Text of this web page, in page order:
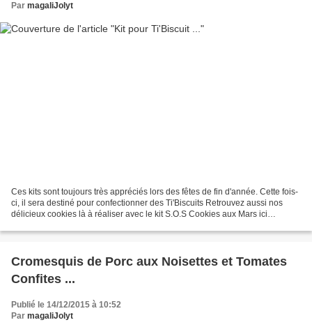
Par magaliJolyt
Ces kits sont toujours très appréciés lors des fêtes de fin d'année. Cette fois-
ci, il sera destiné pour confectionner des Ti'Biscuits Retrouvez aussi nos
délicieux cookies là à réaliser avec le kit S.O.S Cookies aux Mars ici
Cromesquis de Porc aux Noisettes et Tomates
Confites ...
Publié le 14/12/2015 à 10:52
Par magaliJolyt